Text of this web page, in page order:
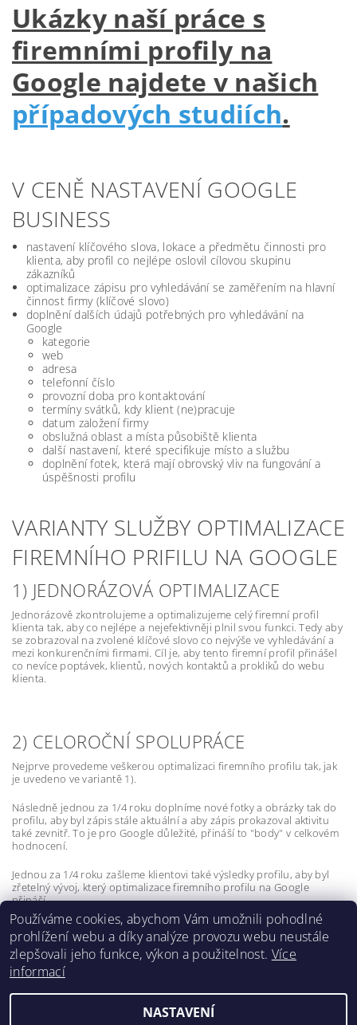
Ukázky naší práce s
firemními profily na
Google najdete v našich
případových studiích.
V CENĚ NASTAVENÍ GOOGLE
BUSINESS
nastavení klíčového slova, lokace a předmětu činnosti pro
klienta, aby profil co nejlépe oslovil cílovou skupinu
zákazníků
optimalizace zápisu pro vyhledávání se zaměřením na hlavní
činnost firmy (klíčové slovo)
doplnění dalších údajů potřebných pro vyhledávání na
Google
kategorie
web
adresa
telefonní číslo
provozní doba pro kontaktování
termíny svátků, kdy klient (ne)pracuje
datum založení firmy
obslužná oblast a místa působiště klienta
další nastavení, které specifikuje místo a službu
doplnění fotek, která mají obrovský vliv na fungování a
úspěšnosti profilu
VARIANTY SLUŽBY OPTIMALIZACE
FIREMNÍHO PRIFILU NA GOOGLE
1) JEDNORÁZOVÁ OPTIMALIZACE
Jednorázově zkontrolujeme a optimalizujeme celý firemní profil
klienta tak, aby co nejlépe a nejefektivněji plnil svou funkci. Tedy aby
se zobrazoval na zvolené klíčové slovo co nejvýše ve vyhledávání a
mezi konkurenčními firmami. Cíl je, aby tento firemní profil přinášel
co nevíce poptávek, klientů, nových kontaktů a prokliků do webu
klienta.
2) CELOROČNÍ SPOLUPRÁCE
Nejprve provedeme veškerou optimalizaci firemního profilu tak, jak
je uvedeno ve variantě 1).
Následně jednou za 1/4 roku doplníme nové fotky a obrázky tak do
profilu, aby byl zápis stále aktuální a aby zápis prokazoval aktivitu
také zevnitř. To je pro Google důležité, přináší to "body" v celkovém
hodnocení.
Jednou za 1/4 roku zašleme klientovi také výsledky profilu, aby byl
zřetelný vývoj, který optimalizace firemního profilu na Google
přináší.
Používáme cookies, abychom Vám umožnili pohodlné
prohlížení webu a díky analýze provozu webu neustále
zlepšovali jeho funkce, výkon a použitelnost. Více
informací
NASTAVENÍ